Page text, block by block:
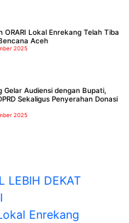
ORARI Lokal Enrekang Telah Tiba
Aceh
2025
Gelar Audiensi dengan Bupati,
Sekaligus Penyerahan Donasi
2025
LEBIH DEKAT
Enrekang